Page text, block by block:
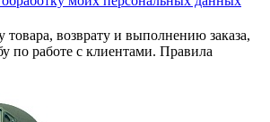
товара, возврату и выполнению заказа,
по работе с клиентами. Правила